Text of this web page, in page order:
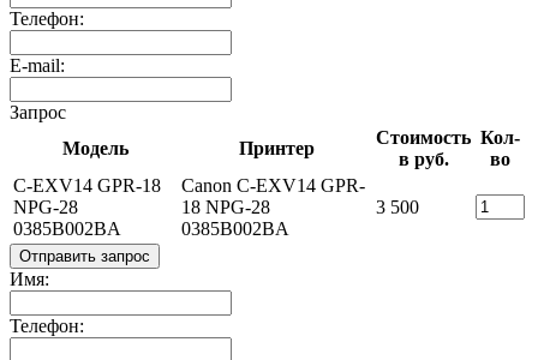
Телефон:
E-mail:
Запрос
Модель
Принтер
Стоимость
в руб.
Кол-
во
C-EXV14 GPR-18
NPG-28
0385B002BA
Canon C-EXV14 GPR-
18 NPG-28
0385B002BA
3 500
Отправить запрос
Имя:
Телефон: